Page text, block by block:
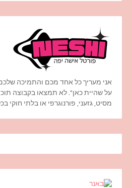
אני מעריך כל אחד מכם והתמיכה
על שהיית כאן". לא תמצאו בקבוצה
מסיט, גזעני, פורנוגרפי או בלתי חוקי